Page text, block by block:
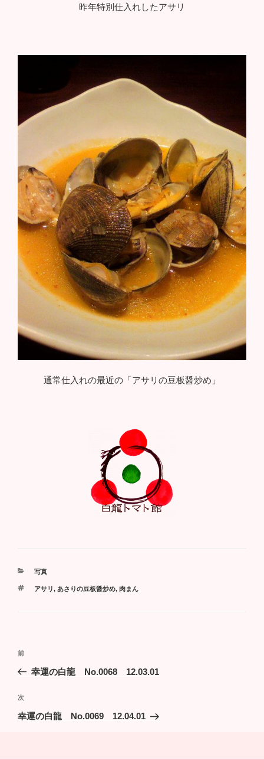
昨年特別仕入れしたアサリ
通常仕入れの最近の「アサリの豆板醤炒め」
カ
ゴ
写真
タ
アサリ, あさりの豆板醤炒め, 肉まん
投
ビ
ゲ
ョ
過
去
投
稿
前
幸運の白龍 No.0068 12.03.01
次
の
次
幸運の白龍 No.0069 12.04.01